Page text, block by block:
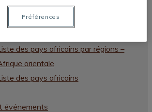
Afrique du nord
Liste des pays africains par régions –
des pays africains par régions –
orientale
des pays africains
événements
Préférences